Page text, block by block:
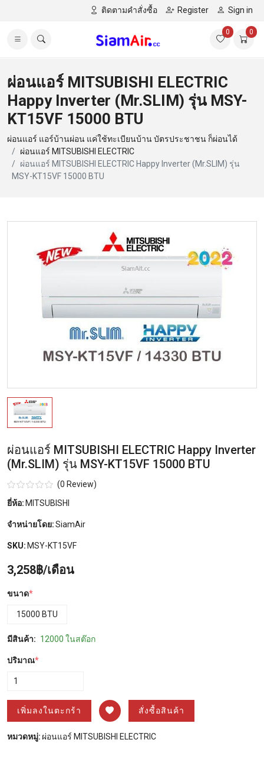
ติดตามคำสั่งซื้อ Register Sign in
0 0
ผ่อนแอร์ MITSUBISHI ELECTRIC
Happy Inverter (Mr.SLIM) รุ่น MSY-
KT15VF 15000 BTU
ผ่อนแอร์ แอร์บ้านผ่อน แค่ใช้ทะเบียนบ้าน บัตรประชาชน ก็ผ่อนได้
ผ่อนแอร์ MITSUBISHI ELECTRIC
ผ่อนแอร์ MITSUBISHI ELECTRIC Happy Inverter (Mr.SLIM) รุ่น
MSY-KT15VF 15000 BTU
ผ่อนแอร์ MITSUBISHI ELECTRIC Happy Inverter
(Mr.SLIM) รุ่น MSY-KT15VF 15000 BTU
(0 Review)
ยี่ห้อ: MITSUBISHI
จำหน่ายโดย:SiamAir
SKU: MSY-KT15VF
3,258฿/เดือน
ขนาด*
15000 BTU
มีสินค้า: 12000 ในสต๊อก
ปริมาณ*
เพิ่มลงในตะกร้า สั่งซื้อสินค้า
หมวดหมู่: ผ่อนแอร์ MITSUBISHI ELECTRIC